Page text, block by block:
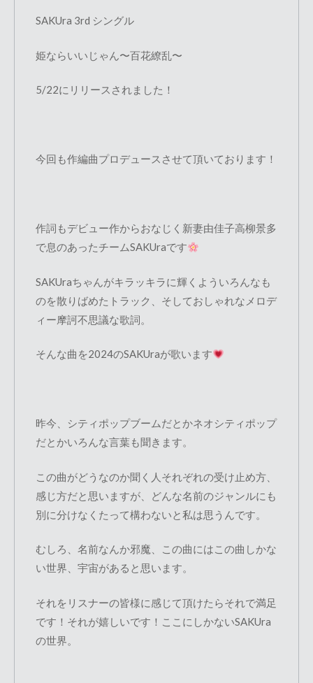
SAKUra 3rd シングル
姫ならいいじゃん〜百花繚乱〜
5/22にリリースされました！
今回も作編曲プロデュースさせて頂いております！
作詞もデビュー作からおなじく新妻由佳子高柳景多
で息のあったチームSAKUraです
SAKUraちゃんがキラッキラに輝くよういろんなも
のを散りばめたトラック、そしておしゃれなメロデ
ィー摩訶不思議な歌詞。
そんな曲を2024のSAKUraが歌います
昨今、シティポップブームだとかネオシティポップ
だとかいろんな言葉も聞きます。
この曲がどうなのか聞く人それぞれの受け止め方、
感じ方だと思いますが、どんな名前のジャンルにも
別に分けなくたって構わないと私は思うんです。
むしろ、名前なんか邪魔、この曲にはこの曲しかな
い世界、宇宙があると思います。
それをリスナーの皆様に感じて頂けたらそれで満足
です！それが嬉しいです！ここにしかないSAKUra
の世界。